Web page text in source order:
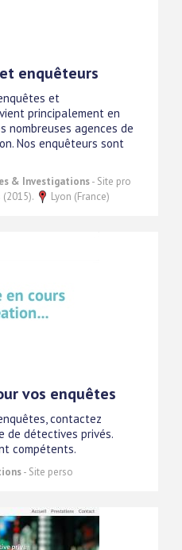
enquêteurs
et
principalement en
nombreuses agences de
Nos enquêteurs sont
& Investigations- Site pro
(2015).
Lyon (France)
vos enquêtes
contactez
de détectives privés.
compétents.
- Site perso